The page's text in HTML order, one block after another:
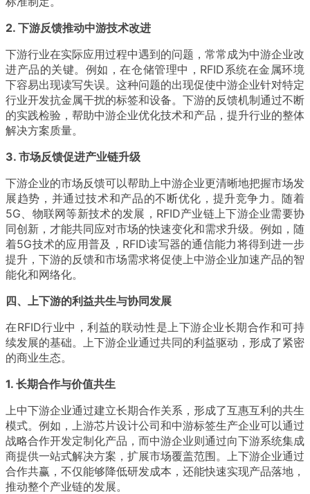
2. 下游反馈推动中游技术改进
下游行业在实际应用过程中遇到的问题，常常成为中游企业改
进产品的关键。例如，在仓储管理中，RFID系统在金属环境
下容易出现读写失误。这种问题的出现促使中游企业针对特定
行业开发抗金属干扰的标签和设备。下游的反馈机制通过不断
的实践检验，帮助中游企业优化技术和产品，提升行业的整体
解决方案质量。
3. 市场反馈促进产业链升级
下游企业的市场反馈可以帮助上中游企业更清晰地把握市场发
展趋势，并通过技术和产品的不断优化，提升竞争力。随着
5G、物联网等新技术的发展，RFID产业链上下游企业需要协
同创新，才能共同应对市场的快速变化和需求升级。例如，随
着5G技术的应用普及，RFID读写器的通信能力将得到进一步
提升，下游的反馈和市场需求将促使上中游企业加速产品的智
能化和网络化。
四、上下游的利益共生与协同发展
在RFID行业中，利益的联动性是上下游企业长期合作和可持
续发展的基础。上下游企业通过共同的利益驱动，形成了紧密
的商业生态。
1. 长期合作与价值共生
上中下游企业通过建立长期合作关系，形成了互惠互利的共生
模式。例如，上游芯片设计公司和中游标签生产企业可以通过
战略合作开发定制化产品，而中游企业则通过向下游系统集成
商提供一站式解决方案，扩展市场覆盖范围。上下游企业通过
合作共赢，不仅能够降低研发成本，还能快速实现产品落地，
推动整个产业链的发展。